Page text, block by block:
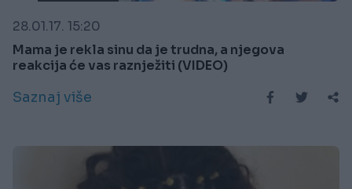
28.01.17. 15:20
Mama je rekla sinu da je trudna, a njegova
reakcija će vas raznježiti (VIDEO)
Saznaj više